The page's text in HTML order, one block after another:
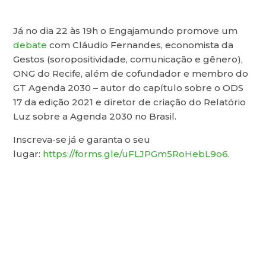
Já no dia 22 às 19h o Engajamundo promove um
debate com Cláudio Fernandes, economista da
Gestos (soropositividade, comunicação e gênero),
ONG do Recife, além de cofundador e membro do
GT Agenda 2030 – autor do capítulo sobre o ODS
17 da edição 2021 e diretor de criação do Relatório
Luz sobre a Agenda 2030 no Brasil.
Inscreva-se já e garanta o seu
lugar: https://forms.gle/uFLJPGm5RoHebL9o6.